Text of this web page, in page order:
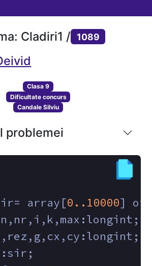
Cladiri1 / 1089
Clasa 9
Dificultate concurs
Candale Silviu
problemei
array[0. .10000] of